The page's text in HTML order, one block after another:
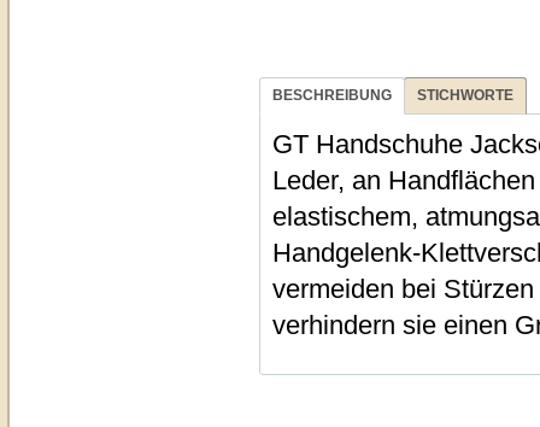
BESCHREIBUNG STICHWORTE
GT Handschuhe
Leder, an
elastischem,
Handgelenk-
vermeiden bei
verhindern sie einen